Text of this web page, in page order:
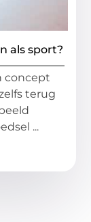
als sport?
concept
terug
...